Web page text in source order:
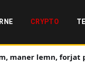
CRYPTO
maner lemn, forjat